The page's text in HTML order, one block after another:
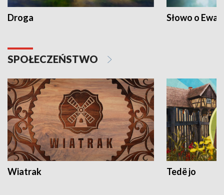
Droga Słowo o
SPOŁECZEŃSTWO
Wiatrak Tedë jo